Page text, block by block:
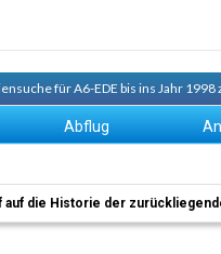
für A6-EDE bis ins Jahr 1998
Abflug
auf die Historie der